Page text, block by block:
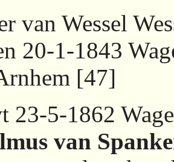
van Wessel
20-1-1843
[47]
23-5-1862
van